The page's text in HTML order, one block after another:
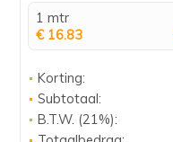
1 mtr
€ 16.83
Korting:
Subtotaal:
B.T.W. (21%):